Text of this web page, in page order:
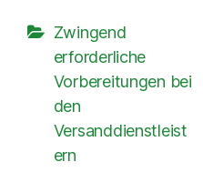
Zwingend
erforderliche
Vorbereitungen bei
den
Versanddienstleist
ern